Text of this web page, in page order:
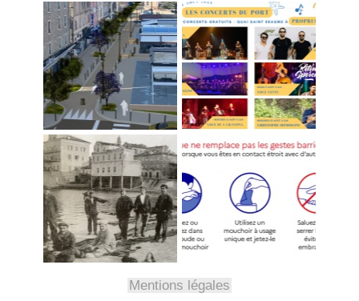
Mentions légales